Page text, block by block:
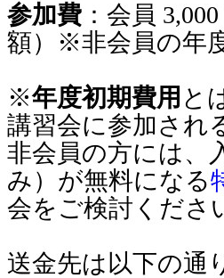
参加費 ：会員
額）※非会員の年
※年度初期費用 と
講習会に参加され
非会員の方には、
み）が無料になる
会をご検討くださ
送金先は以下の通